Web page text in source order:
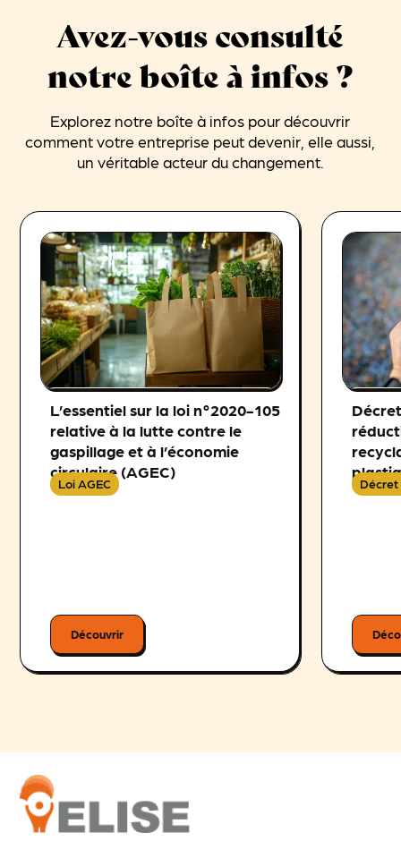
Avez-vous consulté
notre boîte à infos ?
Explorez notre boîte à infos pour découvrir
comment votre entreprise peut devenir, elle aussi,
un véritable acteur du changement.
L’essentiel sur la loi n°2020-105
relative à la lutte contre le
gaspillage et à l’économie
circulaire (AGEC)
Loi AGEC
Découvrir
Décret